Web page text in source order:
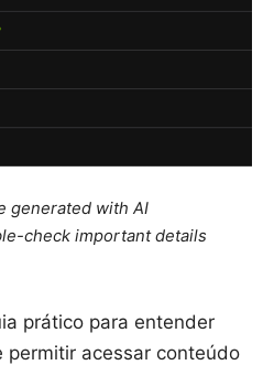
generated with AI
check important details
prático para entender
permitir acessar conteúdo